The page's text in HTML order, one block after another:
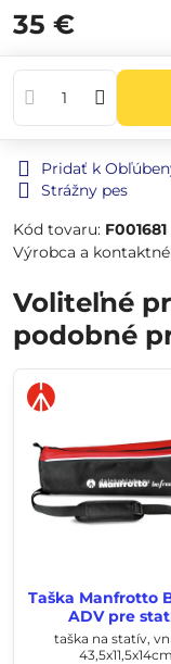
35 €
Pridať k
Strážny pes
Kód tovaru: F001681
Výrobca a
Voliteľné
podobné
Taška Manfrotto
ADV pre
taška na statív,
43,5x11,5x14cm